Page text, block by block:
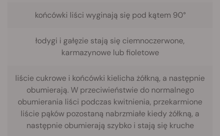
końcówki liści wyginają się pod kątem 90°
łodygi i gałęzie stają się ciemnoczerwone,
karmazynowe lub fioletowe
liście cukrowe i końcówki kielicha żółkną, a następnie
obumierają. W przeciwieństwie do normalnego
obumierania liści podczas kwitnienia, przekarmione
liście pąków pozostaną nabrzmiałe kiedy żółkną, a
następnie obumierają szybko i stają się kruche